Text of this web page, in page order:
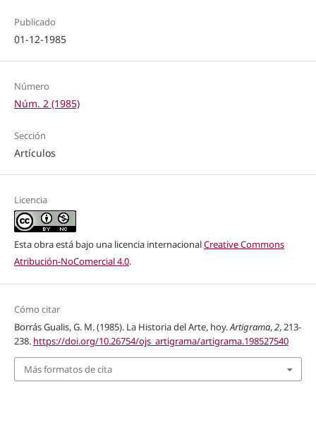
Publicado
01-12-1985
Número
Núm. 2 (1985)
Sección
Artículos
Licencia
Esta obra está bajo una licencia internacionalCreative Commons
Atribución-NoComercial 4.0.
Cómo citar
Borrás Gualis, G. M. (1985). La Historia del Arte, hoy.Artigrama,2, 213-
238. https://doi.org/10.26754/ojs_artigrama/artigrama.198527540
Más formatos de cita